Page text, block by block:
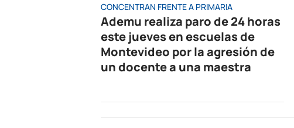
CONCENTRAN FRENTE A PRIMARIA
Ademu realiza paro de 24 horas
este jueves en escuelas de
Montevideo por la agresión de
un docente a una maestra